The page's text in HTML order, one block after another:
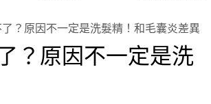
找醫師
找診所
？原因不一定是洗髮精！和毛囊炎差異
？原因不一定是洗